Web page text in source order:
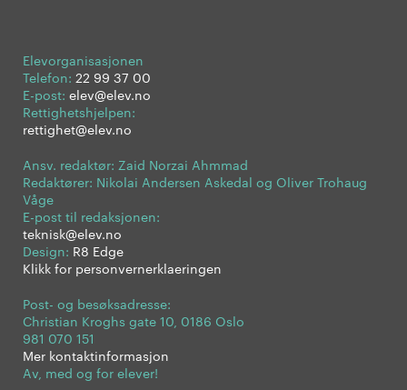
Elevorganisasjonen
Telefon: 22 99 37 00
E-post: elev@elev.no
Rettighetshjelpen:
rettighet@elev.no
Ansv. redaktør: Zaid Norzai Ahmmad
Redaktører: Nikolai Andersen Askedal og Oliver Trohaug
Våge
E-post til redaksjonen:
teknisk@elev.no
Design: R8 Edge
Klikk for personvernerklaeringen
Post- og besøksadresse:
Christian Kroghs gate 10, 0186 Oslo
981 070 151
Mer kontaktinformasjon
Av, med og for elever!